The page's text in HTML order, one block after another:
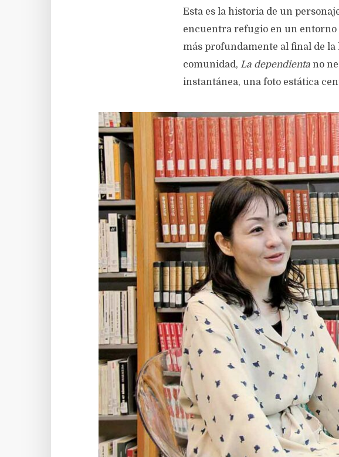
Esta es la historia de un
encuentra refugio en un entorno
más profundamente al final de
comunidad, La dependienta no
instantánea, una foto estática